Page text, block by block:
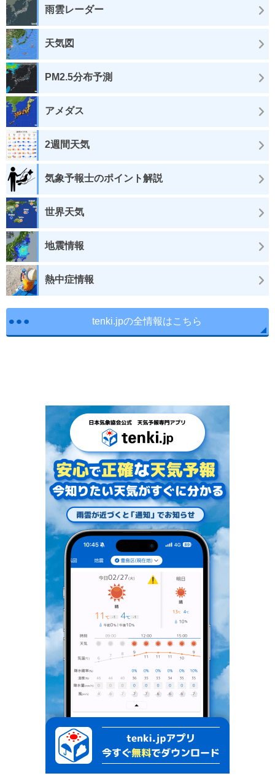
雨雲レーダー
天気図
PM2.5分布予測
アメダス
2週間天気
気象予報士のポイント解説
世界天気
地震情報
熱中症情報
tenki.jpの全情報はこちら